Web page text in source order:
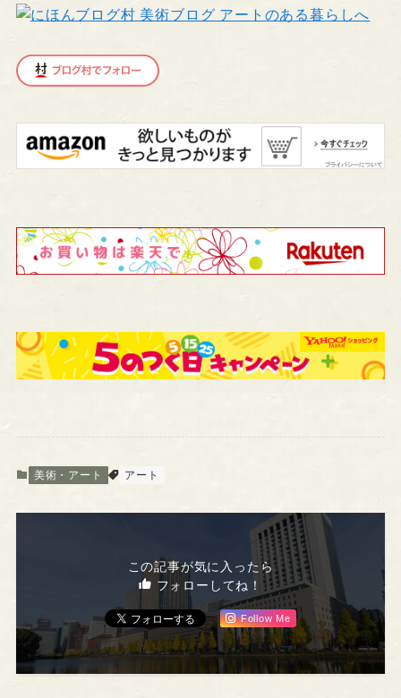
美術・アート アート
この記事が気に入ったら
フォローしてね！
Follow Me